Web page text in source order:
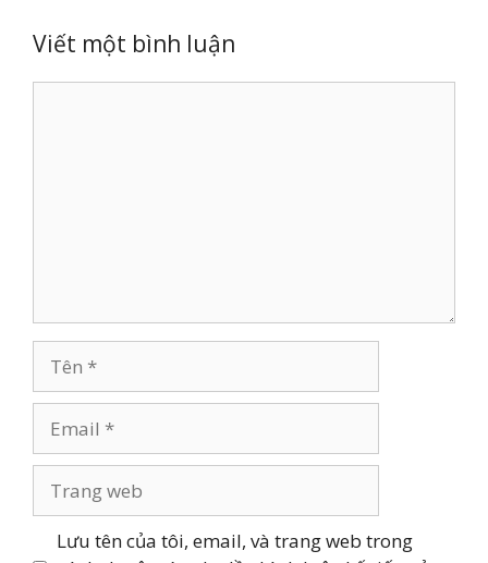
Viết một bình luận
web
Lưu tên của tôi, email, và trang web trong